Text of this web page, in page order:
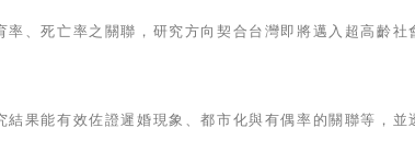
、死亡率之關聯，研究方向契合台灣即將邁入超高齡社
果能有效佐證遲婚現象、都市化與有偶率的關聯等，並